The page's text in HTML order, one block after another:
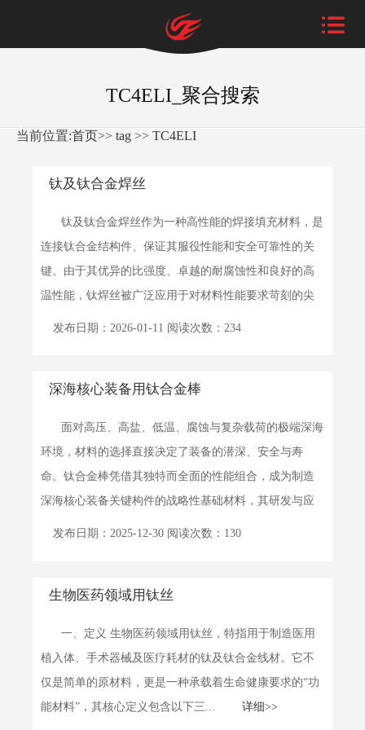
TC4ELI_聚合搜索
当前位置:首页>> tag >> TC4ELI
钛及钛合金焊丝
钛及钛合金焊丝作为一种高性能的焊接填充材料，是
连接钛合金结构件、保证其服役性能和安全可靠性的关
键。由于其优异的比强度、卓越的耐腐蚀性和良好的高
温性能，钛焊丝被广泛应用于对材料性能要求苛刻的尖
端领域。以...
详细>>
发布日期：2026-01-11 阅读次数：234
深海核心装备用钛合金棒
面对高压、高盐、低温、腐蚀与复杂载荷的极端深海
环境，材料的选择直接决定了装备的潜深、安全与寿
命。钛合金棒凭借其独特而全面的性能组合，成为制造
深海核心装备关键构件的战略性基础材料，其研发与应
用水平是国家...
详细>>
发布日期：2025-12-30 阅读次数：130
生物医药领域用钛丝
一、定义 生物医药领域用钛丝，特指用于制造医用
植入体、手术器械及医疗耗材的钛及钛合金线材。它不
仅是简单的原材料，更是一种承载着生命健康要求的“功
能材料”，其核心定义包含以下三...
详细>>